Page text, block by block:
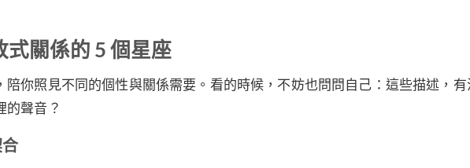
式關係的 5 個星座
陪你照見不同的個性與關係需要。看的時候，不妨也問問自己：這些描述，有
的聲音？